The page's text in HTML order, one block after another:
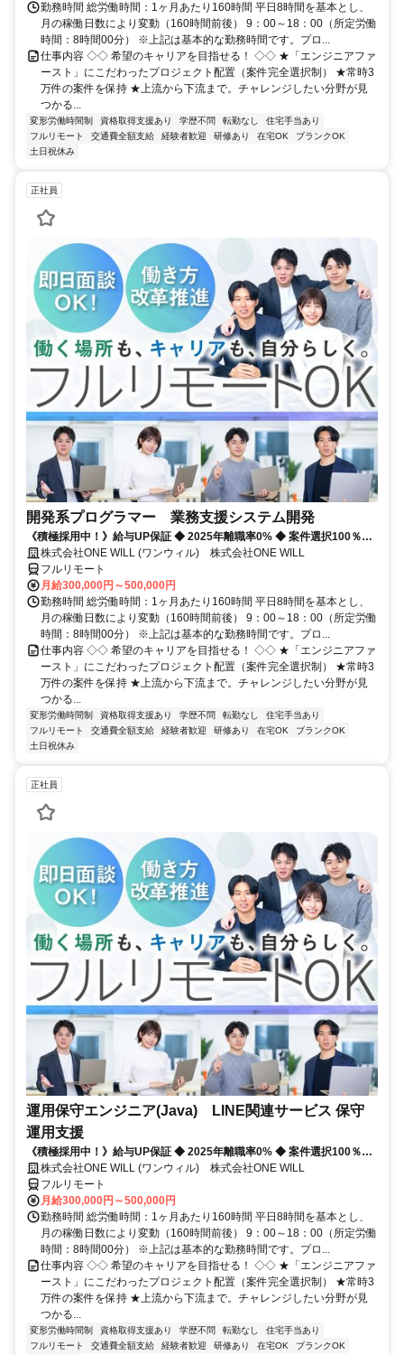
勤務時間 総労働時間：1ヶ月あたり160時間 平日8時間を基本とし、
月の稼働日数により変動（160時間前後） 9：00～18：00（所定労働
時間：8時間00分） ※上記は基本的な勤務時間です。プロ...
仕事内容 ◇◇ 希望のキャリアを目指せる！ ◇◇ ★「エンジニアファ
ースト」にこだわったプロジェクト配置（案件完全選択制） ★常時3
万件の案件を保持 ★上流から下流まで。チャレンジしたい分野が見
つかる...
変形労働時間制 資格取得支援あり 学歴不問 転勤なし
住宅手当あり
フルリモート
交通費全額支給 経験者歓迎 研修あり 在宅OK
ブランクOK
土日祝休み
正社員
開発系プログラマー 業務支援システム開発
《積極採用中！》給与UP保証 ◆ 2025年離職率0% ◆ 案件選択100％！
◆ 平均残業7時間！
株式会社ONE WILL (ワンウィル) 株式会社ONE WILL
フルリモート
月給300,000円～500,000円
勤務時間 総労働時間：1ヶ月あたり160時間 平日8時間を基本とし、
月の稼働日数により変動（160時間前後） 9：00～18：00（所定労働
時間：8時間00分） ※上記は基本的な勤務時間です。プロ...
仕事内容 ◇◇ 希望のキャリアを目指せる！ ◇◇ ★「エンジニアファ
ースト」にこだわったプロジェクト配置（案件完全選択制） ★常時3
万件の案件を保持 ★上流から下流まで。チャレンジしたい分野が見
つかる...
変形労働時間制 資格取得支援あり 学歴不問 転勤なし
住宅手当あり
フルリモート
交通費全額支給 経験者歓迎 研修あり 在宅OK
ブランクOK
土日祝休み
正社員
運用保守エンジニア(Java) LINE関連サービス 保守
運用支援
《積極採用中！》給与UP保証 ◆ 2025年離職率0% ◆ 案件選択100％！
◆ 平均残業7時間！
株式会社ONE WILL (ワンウィル) 株式会社ONE WILL
フルリモート
月給300,000円～500,000円
勤務時間 総労働時間：1ヶ月あたり160時間 平日8時間を基本とし、
月の稼働日数により変動（160時間前後） 9：00～18：00（所定労働
時間：8時間00分） ※上記は基本的な勤務時間です。プロ...
仕事内容 ◇◇ 希望のキャリアを目指せる！ ◇◇ ★「エンジニアファ
ースト」にこだわったプロジェクト配置（案件完全選択制） ★常時3
万件の案件を保持 ★上流から下流まで。チャレンジしたい分野が見
つかる...
変形労働時間制 資格取得支援あり 学歴不問 転勤なし
住宅手当あり
フルリモート
交通費全額支給 経験者歓迎 研修あり 在宅OK ブランクOK